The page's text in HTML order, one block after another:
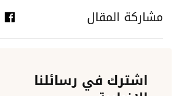
مشاركة المقال
اشترك في رسائلنا